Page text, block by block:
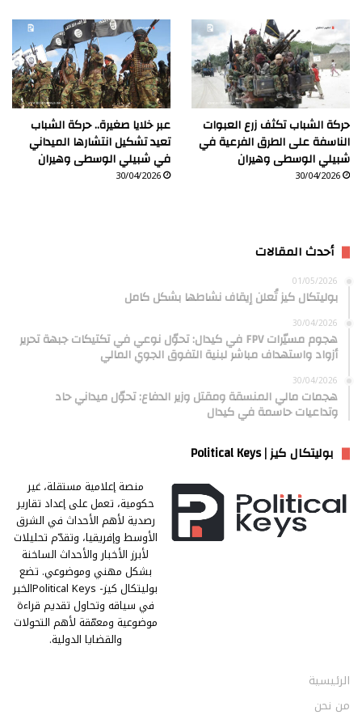
حركة الشباب تكثف زرع العبوات
الناسفة على الطرق الفرعية في
شبيلي الوسطى وهيران
30/04/2026
عبر خلايا صغيرة.. حركة الشباب
تعيد تشكيل انتشارها الميداني
في شبيلي الوسطى وهيران
30/04/2026
أحدث المقالات
01/05/2026
بوليتكال كيز تُعلن إيقاف نشاطها بشكل كامل
30/04/2026
هجوم مسيّرات FPV في كيدال: تحوّل نوعي في تكتيكات جبهة تحرير
أزواد واستهداف مباشر لبنية التفوق الجوي المالي
30/04/2026
هجمات مالي المنسقة ومقتل وزير الدفاع: تحوّل ميداني حاد
وتداعيات حاسمة في كيدال
بوليتكال كيز | Political Keys
منصة إعلامية مستقلة، غير
حكومية، تعمل على إعداد تقارير
رصدية لأهم الأحداث في الشرق
الأوسط وإفريقيا، وتقدّم تحليلات
لأبرز الأخبار والأحداث الساخنة
بشكل مهني وموضوعي. تضع
بوليتكال كيز- Political Keysالخبر
في سياقه وتحاول تقديم قراءة
موضوعية ومعمّقة لأهم التحولات
والقضايا الدولية.
الرئيسية
من نحن